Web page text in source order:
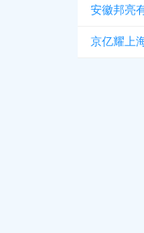
安徽邦亮
京亿耀上